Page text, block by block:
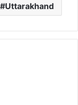
Uttarakhand